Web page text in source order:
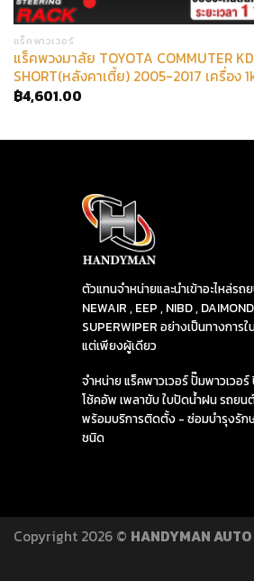
แร็คพาวเวอร์
แร็คพวงมาลัย TOYOTA COMMUTER
SHORT(หลังคาเตี้ย) 2005-2017 เครื่อง
฿4,601.00
ตัวแทนจำหน่ายและนำเข้าอะไหล่ร
NEWAIR , EEP , NIBD ,
SUPERWIPER อย่างเป็นทางการใ
แต่เพียงผู้เดียว
จำหน่าย แร็คพาวเวอร์ ปั๊มพาวเวอ
โช้คอัพ เพลาขับ ใบปัดน้ำฝน รถย
พร้อมบริการติดตั้ง - ซ่อมบำรุงรัก
ชนิด
Copyright 2026 © HANDYMAN AUTO